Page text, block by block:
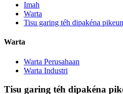
Imah
Warta
Tisu garing téh dipakéna
Warta
Warta Perusahaan
Warta Industri
Tisu garing téh dipakéna